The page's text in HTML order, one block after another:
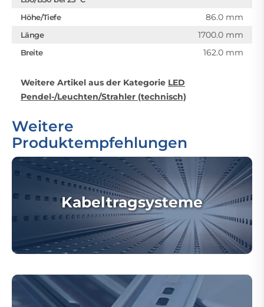
Höhe/Tiefe 86.0 mm
Länge 1700.0 mm
Breite 162.0 mm
Weitere Artikel aus der Kategorie LED
Pendel-/Leuchten/Strahler (technisch)
Weitere
Produktempfehlungen
Kabeltragsysteme